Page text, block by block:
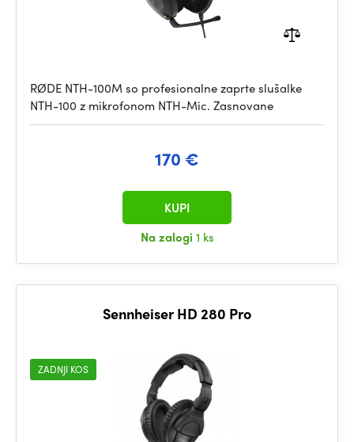
RØDE NTH-100M so profesionalne zaprte slušalke
NTH-100 z mikrofonom NTH-Mic. Zasnovane
170 €
Na zalogi 1 ks
KUPI
Sennheiser HD 280 Pro
ZADNJI KOS